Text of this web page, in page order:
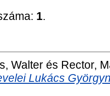
1.
Walter és Rector,
Lukács